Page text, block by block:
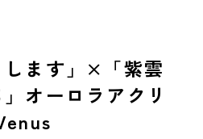
します」×「紫雲
オーロラアクリ